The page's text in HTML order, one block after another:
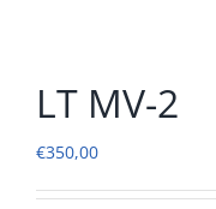
LT MV-2
€350,00